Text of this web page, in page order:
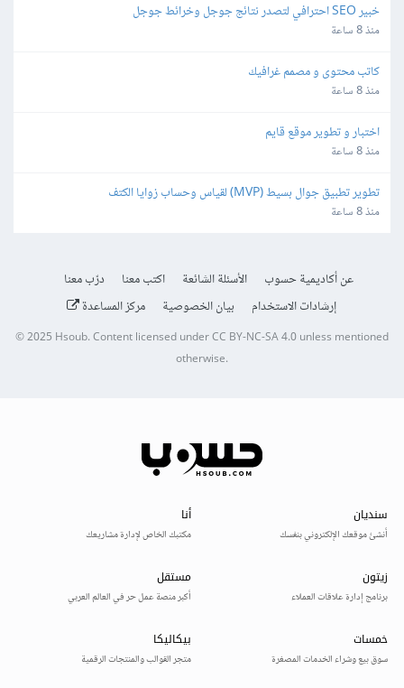
خبير SEO احترافي لتصدر نتائج جوجل وخرائط جوجل
منذ 8 ساعة
كاتب محتوى و مصمم غرافيك
منذ 8 ساعة
اختبار و تطوير موقع قايم
منذ 8 ساعة
تطوير تطبيق جوال بسيط (MVP) لقياس وحساب زوايا الكتف
منذ 8 ساعة
عن أكاديمية حسوب الأسئلة الشائعة اكتب معنا
درّب معنا
إرشادات الاستخدام
بيان الخصوصية مركز المساعدة
© 2025 Hsoub.Content licensed underCC BY-NC-SA 4.0unless mentioned
otherwise.